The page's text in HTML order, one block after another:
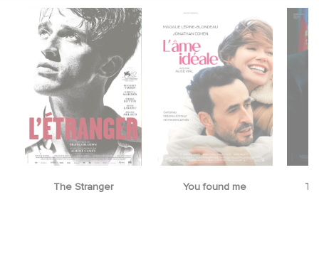
The Stranger You found me